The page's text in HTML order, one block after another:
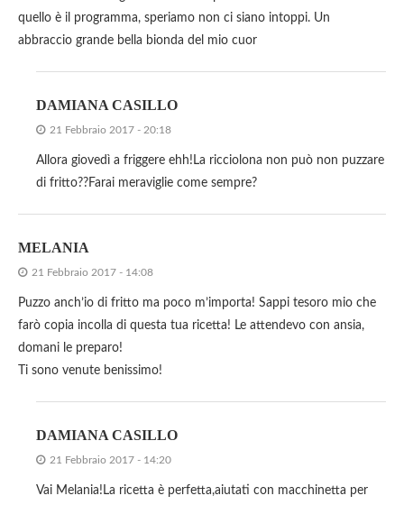
quello è il programma, speriamo non ci siano intoppi. Un
abbraccio grande bella bionda del mio cuor
DAMIANA CASILLO
21 Febbraio 2017 - 20:18
Allora giovedì a friggere ehh!La ricciolona non può non puzzare
di fritto??Farai meraviglie come sempre?
MELANIA
21 Febbraio 2017 - 14:08
Puzzo anch’io di fritto ma poco m’importa! Sappi tesoro mio che
farò copia incolla di questa tua ricetta! Le attendevo con ansia,
domani le preparo!
Ti sono venute benissimo!
DAMIANA CASILLO
21 Febbraio 2017 - 14:20
Vai Melania!La ricetta è perfetta,aiutati con macchinetta per